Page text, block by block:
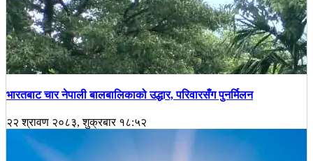
भारतबाट चार नेपाली बालबालिकाको उद्धार, परिवारसँग पुनर्मिलन
२२ श्रावण २०८३, शुक्रबार १८:५२